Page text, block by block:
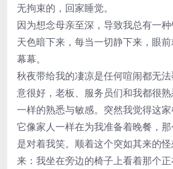
无拘束的，回家睡觉。
因为想念母亲至深，导致我总有一
天色暗下来，每当一切静下来，眼
幕幕。
秋夜带给我的凄凉是任何喧闹都无
意很好，老板、服务员们和我都很
一样的熟悉与敏感。突然我觉得这家
它像家人一样在为我准备着晚餐，
是对着我笑。顺着这个突如其来的
来：我坐在旁边的椅子上看着那个